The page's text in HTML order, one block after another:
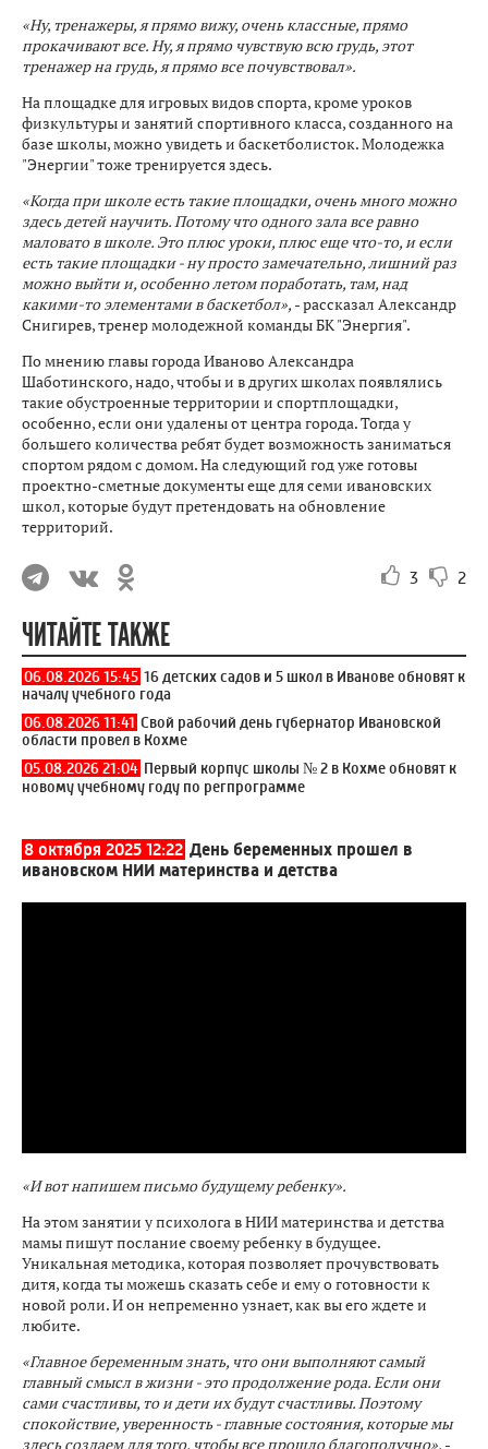
«Ну, тренажеры, я прямо вижу, очень классные, прямо
прокачивают все. Ну, я прямо чувствую всю грудь, этот
тренажер на грудь, я прямо все почувствовал».
На площадке для игровых видов спорта, кроме уроков
физкультуры и занятий спортивного класса, созданного на
базе школы, можно увидеть и баскетболисток. Молодежка
"Энергии" тоже тренируется здесь.
«Когда при школе есть такие площадки, очень много можно
здесь детей научить. Потому что одного зала все равно
маловато в школе. Это плюс уроки, плюс еще что-то, и если
есть такие площадки - ну просто замечательно, лишний раз
можно выйти и, особенно летом поработать, там, над
какими-то элементами в баскетбол», - рассказал Александр
Снигирев, тренер молодежной команды БК "Энергия".
По мнению главы города Иваново Александра
Шаботинского, надо, чтобы и в других школах появлялись
такие обустроенные территории и спортплощадки,
особенно, если они удалены от центра города. Тогда у
большего количества ребят будет возможность заниматься
спортом рядом с домом. На следующий год уже готовы
проектно-сметные документы еще для семи ивановских
школ, которые будут претендовать на обновление
территорий.
3 2
ЧИТАЙТЕ ТАКЖЕ
06.08.2026 15:45 16 детских садов и 5 школ в Иванове обновят к
началу учебного года
06.08.2026 11:41 Свой рабочий день губернатор Ивановской
области провел в Кохме
05.08.2026 21:04 Первый корпус школы № 2 в Кохме обновят к
новому учебному году по регпрограмме
8 октября 2025 12:22 День беременных прошел в
ивановском НИИ материнства и детства
«И вот напишем письмо будущему ребенку».
На этом занятии у психолога в НИИ материнства и детства
мамы пишут послание своему ребенку в будущее.
Уникальная методика, которая позволяет прочувствовать
дитя, когда ты можешь сказать себе и ему о готовности к
новой роли. И он непременно узнает, как вы его ждете и
любите.
«Главное беременным знать, что они выполняют самый
главный смысл в жизни - это продолжение рода. Если они
сами счастливы, то и дети их будут счастливы. Поэтому
спокойствие, уверенность - главные состояния, которые мы
здесь создаем для того, чтобы все прошло благополучно», -